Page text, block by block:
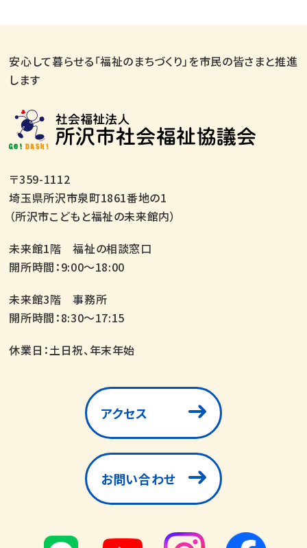
安心して暮らせる「福祉のまちづくり」を市民の皆さまと推進
します
〒359-1112
埼玉県所沢市泉町1861番地の1
（所沢市こどもと福祉の未来館内）
未来館1階 福祉の相談窓口
開所時間：9:00～18:00
未来館3階 事務所
開所時間：8:30～17:15
休業日：土日祝、年末年始
アクセス
お問い合わせ